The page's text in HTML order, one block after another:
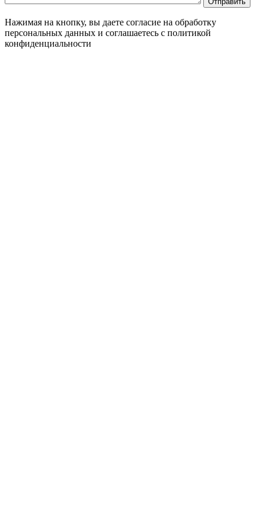
Нажимая на кнопку, вы даете согласие на обработку
персональных данных и соглашаетесь c политикой
конфиденциальности